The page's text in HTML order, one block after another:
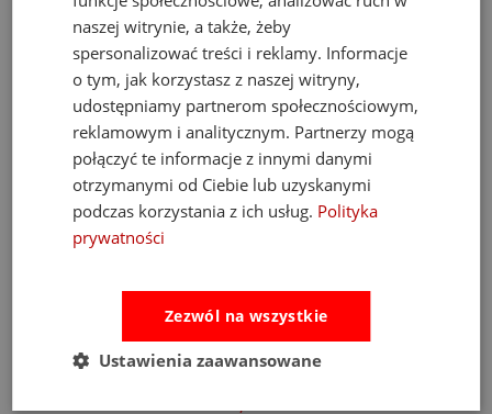
Fat Brain Toys dmuchawa do piłek Air Toobz
naszej witrynie, a także, żeby
spersonalizować treści i reklamy. Informacje
o tym, jak korzystasz z naszej witryny,
udostępniamy partnerom społecznościowym,
reklamowym i analitycznym. Partnerzy mogą
połączyć te informacje z innymi danymi
otrzymanymi od Ciebie lub uzyskanymi
podczas korzystania z ich usług. Polityka
prywatności
Zezwól na wszystkie
Ustawienia zaawansowane